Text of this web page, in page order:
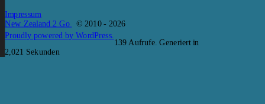
Impressum
New Zealand 2 Go
© 2010 - 2026
Proudly powered by WordPress.
139 Aufrufe. Generiert in
2,021 Sekunden